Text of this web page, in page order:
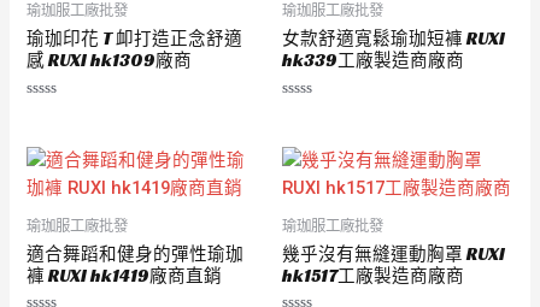
瑜珈服工廠批發
瑜珈印花 T 卹打造正念舒適
感 RUXI hk1309廠商
滿
分
5
瑜珈服工廠批發
女款舒適寬鬆瑜珈短褲 RUXI
hk339工廠製造商廠商
滿
分
5
瑜珈服工廠批發
適合舞蹈和健身的彈性瑜珈
褲 RUXI hk1419廠商直銷
瑜珈服工廠批發
幾乎沒有無縫運動胸罩 RUXI
hk1517工廠製造商廠商